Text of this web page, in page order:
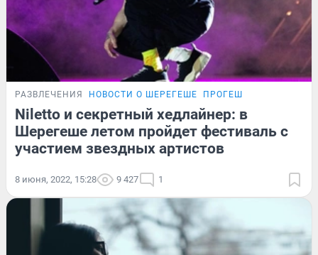
РАЗВЛЕЧЕНИЯ НОВОСТИ О ШЕРЕГЕШЕ ПРОГЕШ
Niletto и секретный хедлайнер: в
Шерегеше летом пройдет фестиваль с
участием звездных артистов
8 июня, 2022, 15:28 9 427 1